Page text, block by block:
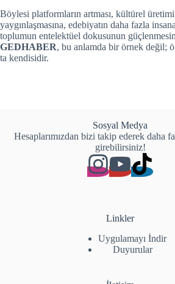
Böylesi platformların artması, kültürel
yaygınlaşmasına, edebiyatın daha fazla
toplumun entelektüel dokusunun
GEDHABER, bu anlamda bir örnek değil;
ta kendisidir.
Sosyal Medya
Hesaplarımızdan bizi takip ederek daha
girebilirsiniz!
Linkler
Uygulamayı İndir
Duyurular